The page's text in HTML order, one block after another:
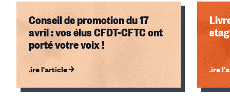
Conseil de promotion du 17
avril : vos élus CFDT-CFTC ont
porté votre voix !
Lire l'article Lire